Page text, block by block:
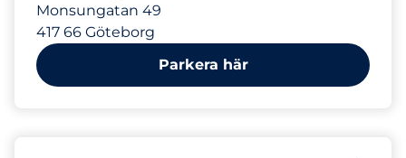
Monsungatan 49
417 66 Göteborg
Parkera här